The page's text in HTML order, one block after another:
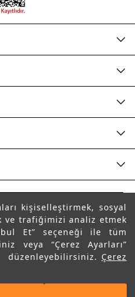
kişiselleştirmek, sosyal
ve trafiğimizi analiz etmek
Et” seçeneği ile tüm
veya “Çerez Ayarları”
Çerez
0
Gönder
DESTEK